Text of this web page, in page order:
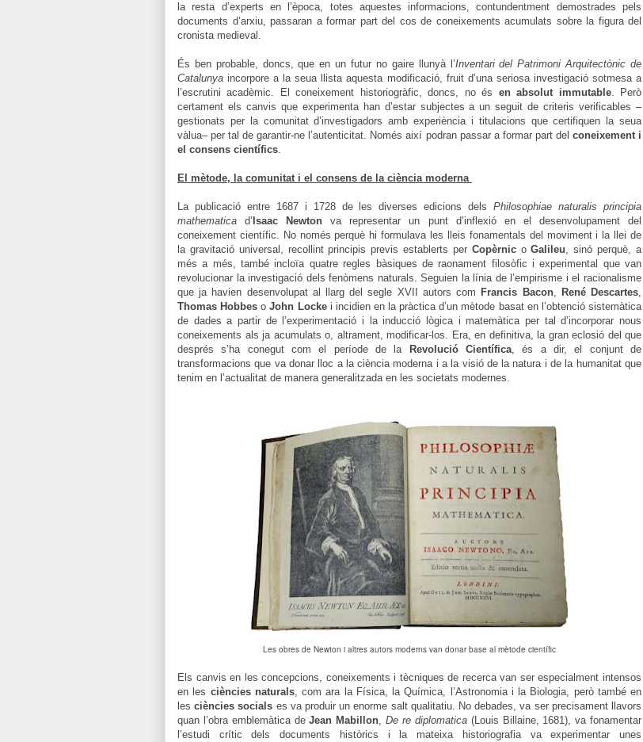
la resta d’experts en l’època, totes aquestes informacions, contundentment demostrades pels
documents d’arxiu, passaran a formar part del cos de coneixements acumulats sobre la figura del
cronista medieval.
És ben probable, doncs, que en un futur no gaire llunyà l’Inventari del Patrimoni Arquitectònic de
Catalunya incorpore a la seua llista aquesta modificació, fruit d’una seriosa investigació sotmesa a
l’escrutini acadèmic. El coneixement historiogràfic, doncs, no és en absolut immutable. Però
certament els canvis que experimenta han d’estar subjectes a un seguit de criteris verificables –
gestionats per la comunitat d’investigadors amb experiència i titulacions que certifiquen la seua
vàlua– per tal de garantir-ne l’autenticitat. Només així podran passar a formar part del coneixement i
el consens científics.
El mètode, la comunitat i el consens de la ciència moderna
La publicació entre 1687 i 1728 de les diverses edicions delsPhilosophiae naturalis principia
mathematica d’ Isaac Newton va representar un punt d’inflexió en el desenvolupament del
coneixement científic. No només perquè hi formulava les lleis fonamentals del moviment i la llei de
la gravitació universal, recollint principis previs establerts per CopèrnicoGalileu, sinó perquè, a
més a més, també incloïa quatre regles bàsiques de raonament filosòfic i experimental que van
revolucionar la investigació dels fenòmens naturals. Seguien la línia de l’empirisme i el racionalisme
que ja havien desenvolupat al llarg del segle XVII autors com Francis Bacon, René Descartes,
Thomas Hobbes oJohn Lockei incidien en la pràctica d’un mètode basat en l’obtenció sistemàtica
de dades a partir de l’experimentació i la inducció lògica i matemàtica per tal d’incorporar nous
coneixements als ja acumulats o, altrament, modificar-los. Era, en definitiva, la gran eclosió del que
després s’ha conegut com el període de la
Revolució Científica, és a dir, el conjunt de
transformacions que va donar lloc a la ciència moderna i a la visió de la natura i de la humanitat que
tenim en l’actualitat de manera generalitzada en les societats modernes.
Les obres de Newton i altres autors moderns van donar base al mètode científic
Els canvis en les concepcions, coneixements i tècniques de recerca van ser especialment intensos
en les ciències naturals, com ara la Física, la Química, l’Astronomia i la Biologia, però també en
lesciències socials es va produir un enorme salt qualitatiu. No debades, va ser precisament llavors
quan l’obra emblemàtica deJean Mabillon,De re diplomatica(Louis Billaine, 1681), va fonamentar
l’estudi crític dels documents històrics i la mateixa historiografia va experimentar unes